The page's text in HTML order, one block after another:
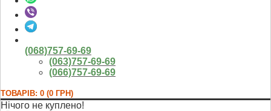
(068)757-69-69
(063)757-69-69
(066)757-69-69
ТОВАРІВ: 0 (0 ГРН)
Нічого не куплено!